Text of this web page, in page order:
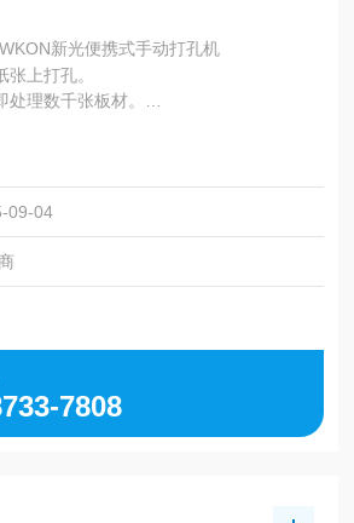
新光便携式手动打孔机
上打孔。
理数千张板材。
上，以防止记录和篡改。
09-04
7808